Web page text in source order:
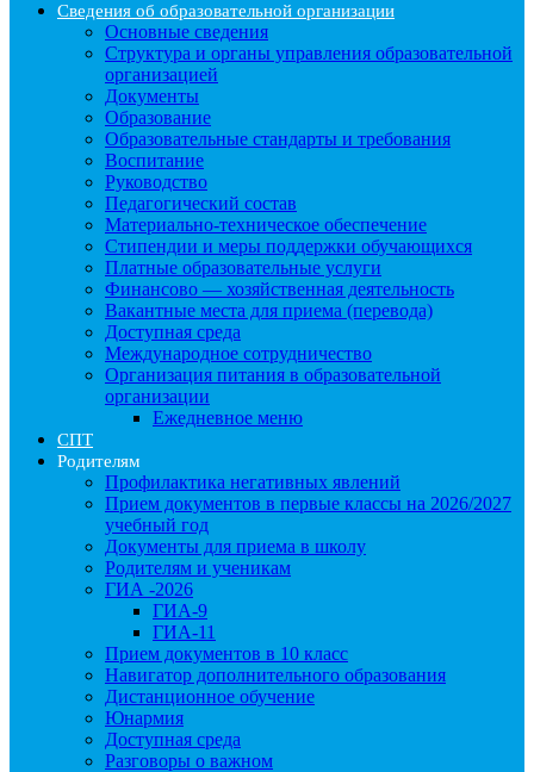
Сведения об образовательной организации
Основные сведения
Структура и органы управления образовательной
организацией
Документы
Образование
Образовательные стандарты и требования
Воспитание
Руководство
Педагогический состав
Материально-техническое обеспечение
Стипендии и меры поддержки обучающихся
Платные образовательныe услуги
Финансово — хозяйственная деятельность
Вакантные места для приема (перевода)
Доступная среда
Международное сотрудничество
Организация питания в образовательной
организации
Ежедневное меню
СПТ
Родителям
Профилактика негативных явлений
Прием документов в первые классы на 2026/2027
учебный год
Документы для приема в школу
Родителям и ученикам
ГИА -2026
ГИА-9
ГИА-11
Прием документов в 10 класс
Навигатор дополнительного образования
Дистанционное обучение
Юнармия
Доступная среда
Разговоры о важном